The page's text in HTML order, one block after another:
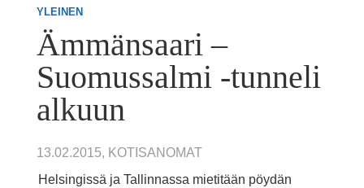
YLEINEN
Ämmänsaari –
Suomussalmi -tunneli
alkuun
13.02.2015, KOTISANOMAT
Helsingissä ja Tallinnassa mietitään pöydän